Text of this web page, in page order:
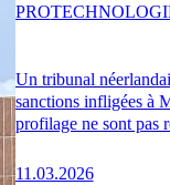
Un tribunal
sanctions infligées à
profilage ne sont pas
11.03.2026
PRO